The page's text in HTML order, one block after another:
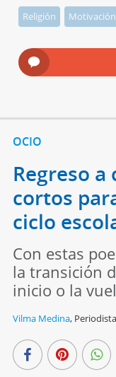
Religión Motivación
OCIO
Regreso a
cortos
ciclo
Con estas
la transición
inicio o la
Vilma Medina,